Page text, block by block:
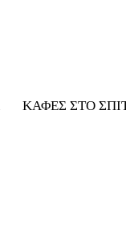
ΚΑΦΈΣ ΣΤΟ